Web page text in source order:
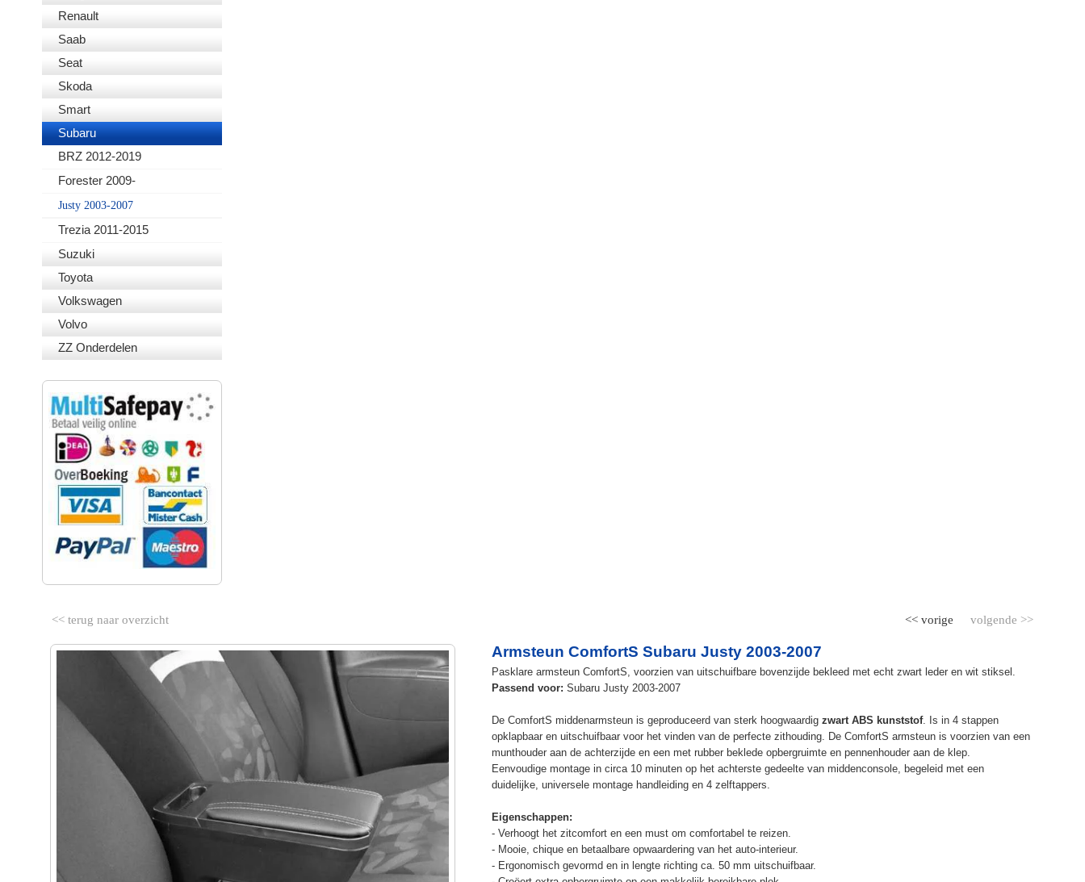
Renault
Saab
Seat
Skoda
Smart
Subaru
BRZ 2012-2019
Forester 2009-
Justy 2003-2007
Trezia 2011-2015
Suzuki
Toyota
Volkswagen
Volvo
ZZ Onderdelen
<< terug naar overzicht volgende >>
<< vorige
Armsteun ComfortS Subaru Justy 2003-2007
Pasklare armsteun ComfortS, voorzien van uitschuifbare bovenzijde bekleed met echt zwart leder en wit stiksel.
Passend voor: Subaru Justy 2003-2007
De ComfortS middenarmsteun is geproduceerd van sterk hoogwaardig zwart ABS kunststof. Is in 4 stappen
opklapbaar en uitschuifbaar voor het vinden van de perfecte zithouding. De ComfortS armsteun is voorzien van een
munthouder aan de achterzijde en een met rubber beklede opbergruimte en pennenhouder aan de klep.
Eenvoudige montage in circa 10 minuten op het achterste gedeelte van middenconsole, begeleid met een
duidelijke, universele montage handleiding en 4 zelftappers.
Eigenschappen:
- Verhoogt het zitcomfort en een must om comfortabel te reizen.
- Mooie, chique en betaalbare opwaardering van het auto-interieur.
- Ergonomisch gevormd en in lengte richting ca. 50 mm uitschuifbaar.